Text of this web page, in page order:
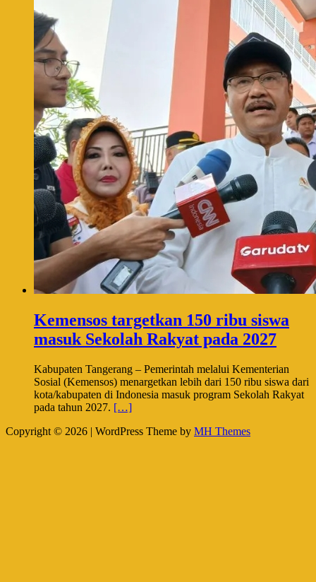
Kemensos targetkan 150 ribu siswa
masuk Sekolah Rakyat pada 2027
Kabupaten Tangerang – Pemerintah melalui Kementerian
Sosial (Kemensos) menargetkan lebih dari 150 ribu siswa dari
kota/kabupaten di Indonesia masuk program Sekolah Rakyat
pada tahun 2027. […]
Copyright © 2026 | WordPress Theme by MH Themes